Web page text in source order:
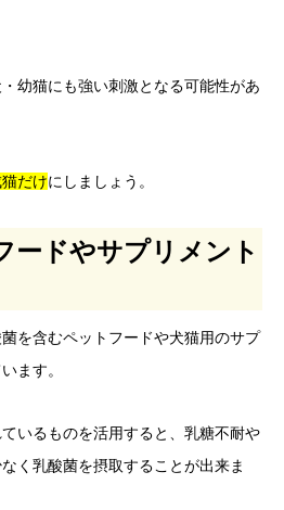
幼猫にも強い刺激となる可能性があ
だけにしましょう。
ードやサプリメント
を含むペットフードや犬猫用のサプ
ます。
いるものを活用すると、乳糖不耐や
く乳酸菌を摂取することが出来ま